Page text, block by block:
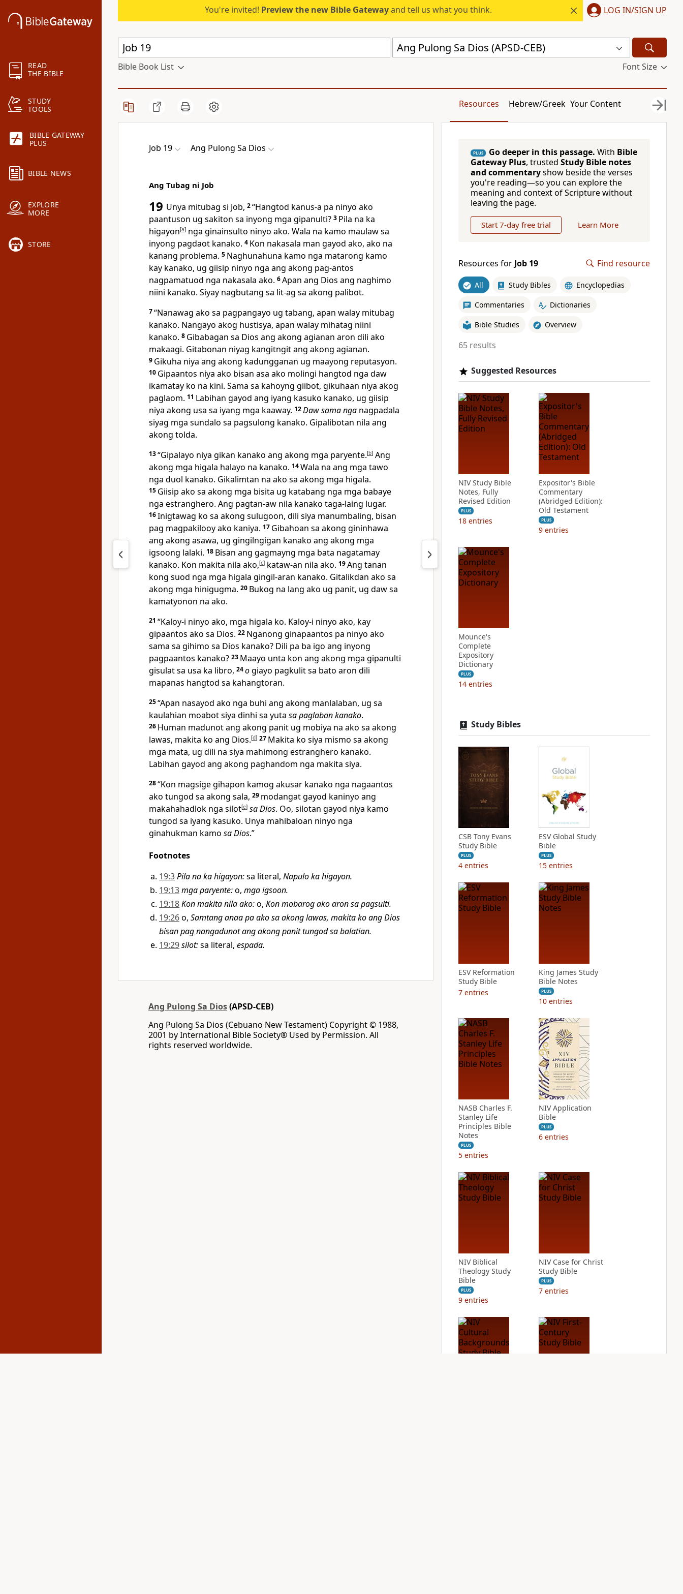
READ
THE BIBLE
STUDY
TOOLS
BIBLE GATEWAY
PLUS
BIBLE NEWS
EXPLORE
MORE
STORE
You're invited! Preview the new Bible Gatewayand tell us what you think. LOG IN/SIGN UP
Ang Pulong Sa Dios (APSD-CEB)
Bible Book List Font Size
Resources Hebrew/Greek Your Content
Job 19 Ang Pulong Sa Dios
Ang Tubag ni Job
19 Unya mitubag si Job, 2“Hangtod kanus-a pa ninyo ako
paantuson ug sakiton sa inyong mga gipanulti? 3 Pila na ka
higayon[a] nga ginainsulto ninyo ako. Wala na kamo maulaw sa
inyong pagdaot kanako. 4 Kon nakasala man gayod ako, ako na
kanang problema. 5 Naghunahuna kamo nga matarong kamo
kay kanako, ug giisip ninyo nga ang akong pag-antos
nagpamatuod nga nakasala ako. 6Apan ang Dios ang naghimo
niini kanako. Siyay nagbutang sa lit-ag sa akong palibot.
7“Nanawag ako sa pagpangayo ug tabang, apan walay mitubag
kanako. Nangayo akog hustisya, apan walay mihatag niini
kanako. 8 Gibabagan sa Dios ang akong agianan aron dili ako
makaagi. Gitabonan niyag kangitngit ang akong agianan.
9 Gikuha niya ang akong kadungganan ug maayong reputasyon.
10 Gipaantos niya ako bisan asa ako molingi hangtod nga daw
ikamatay ko na kini. Sama sa kahoyng giibot, gikuhaan niya akog
paglaom. 11 Labihan gayod ang iyang kasuko kanako, ug giisip
niya akong usa sa iyang mga kaaway. 12Daw sama nga nagpadala
siyag mga sundalo sa pagsulong kanako. Gipalibotan nila ang
akong tolda.
13“Gipalayo niya gikan kanako ang akong mga paryente.[b] Ang
akong mga higala halayo na kanako. 14Wala na ang mga tawo
nga duol kanako. Gikalimtan na ako sa akong mga higala.
15 Giisip ako sa akong mga bisita ug katabang nga mga babaye
nga estranghero. Ang pagtan-aw nila kanako taga-laing lugar.
16Inigtawag ko sa akong sulugoon, dili siya manumbaling, bisan
pag magpakilooy ako kaniya. 17 Gibahoan sa akong gininhawa
ang akong asawa, ug gingilngigan kanako ang akong mga
igsoong lalaki. 18 Bisan ang gagmayng mga bata nagatamay
kanako. Kon makita nila ako,[c] kataw-an nila ako. 19Ang tanan
kong suod nga mga higala gingil-aran kanako. Gitalikdan ako sa
akong mga hinigugma. 20 Bukog na lang ako ug panit, ug daw sa
kamatyonon na ako.
21 “Kaloy-i ninyo ako, mga higala ko. Kaloy-i ninyo ako, kay
gipaantos ako sa Dios. 22 Nganong ginapaantos pa ninyo ako
sama sa gihimo sa Dios kanako? Dili pa ba igo ang inyong
pagpaantos kanako? 23 Maayo unta kon ang akong mga gipanulti
gisulat sa usa ka libro, 24ogiayo pagkulit sa bato aron dili
mapanas hangtod sa kahangtoran.
25“Apan nasayod ako nga buhi ang akong manlalaban, ug sa
kaulahian moabot siya dinhi sa yuta sa paglaban kanako.
26 Human madunot ang akong panit ug mobiya na ako sa akong
lawas, makita ko ang Dios.[d] 27 Makita ko siya mismo sa akong
mga mata, ug dili na siya mahimong estranghero kanako.
Labihan gayod ang akong paghandom nga makita siya.
28“Kon magsige gihapon kamog akusar kanako nga nagaantos
ako tungod sa akong sala, 29 modangat gayod kaninyo ang
makahahadlok nga silot[e] sa Dios. Oo, silotan gayod niya kamo
tungod sa iyang kasuko. Unya mahibaloan ninyo nga
ginahukman kamo sa Dios.”
Footnotes
19:3Pila na ka higayon:sa literal, Napulo ka higayon.
19:13mga paryente:o, mga igsoon.
19:18Kon makita nila ako:o, Kon mobarog ako aron sa pagsulti.
19:26o, Samtang anaa pa ako sa akong lawas, makita ko ang Dios
bisan pag nangadunot ang akong panit tungod sa balatian.
19:29silot:sa literal, espada.
Ang Pulong Sa Dios(APSD-CEB)
Ang Pulong Sa Dios (Cebuano New Testament) Copyright © 1988,
2001 by International Bible Society® Used by Permission. All
rights reserved worldwide.
PLUS Go deeper in this passage. With Bible
Gateway Plus, trusted Study Bible notes
and commentaryshow beside the verses
you're reading—so you can explore the
meaning and context of Scripture without
leaving the page.
Start 7-day free trial Learn More
Resources for Job 19 Find resource
All Study Bibles Encyclopedias
Commentaries Dictionaries
Bible Studies Overview
65 results
Suggested Resources
NIV Study Bible
Notes, Fully
Revised Edition
PLUS
18 entries
Expositor's Bible
Commentary
(Abridged Edition):
Old Testament
PLUS
9 entries
Mounce's
Complete
Expository
Dictionary
PLUS
14 entries
Study Bibles
CSB Tony Evans
Study Bible
PLUS
4 entries
ESV Global Study
Bible
PLUS
15 entries
ESV Reformation
Study Bible
7 entries
King James Study
Bible Notes
PLUS
10 entries
NASB Charles F.
Stanley Life
Principles Bible
Notes
PLUS
5 entries
NIV Application
Bible
PLUS
6 entries
NIV Biblical
Theology Study
Bible
PLUS
9 entries
NIV Case for Christ
Study Bible
PLUS
7 entries